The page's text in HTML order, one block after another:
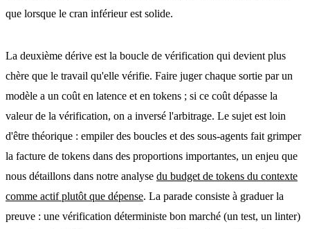
que lorsque le cran inférieur est solide.
La deuxième dérive est la boucle de vérification qui devient plus
chère que le travail qu'elle vérifie. Faire juger chaque sortie par un
modèle a un coût en latence et en tokens ; si ce coût dépasse la
valeur de la vérification, on a inversé l'arbitrage. Le sujet est loin
d'être théorique : empiler des boucles et des sous-agents fait grimper
la facture de tokens dans des proportions importantes, un enjeu que
nous détaillons dans notre analyse du budget de tokens du contexte
comme actif plutôt que dépense. La parade consiste à graduer la
preuve : une vérification déterministe bon marché (un test, un linter)